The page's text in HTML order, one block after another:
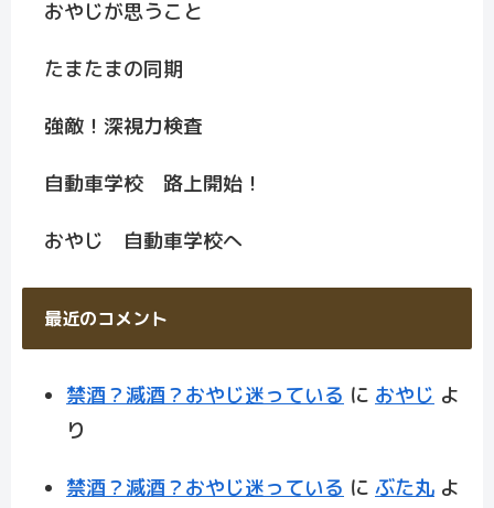
おやじが思うこと
たまたまの同期
強敵！深視力検査
自動車学校 路上開始！
おやじ 自動車学校へ
最近のコメント
禁酒？減酒？おやじ迷っている に おやじ よ
り
禁酒？減酒？おやじ迷っている に ぶた丸 よ